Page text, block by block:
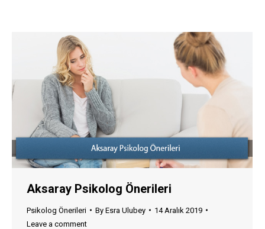
Aksaray Psikolog Önerileri
Psikolog Önerileri By Esra Ulubey
14 Aralık 2019
Leave a comment